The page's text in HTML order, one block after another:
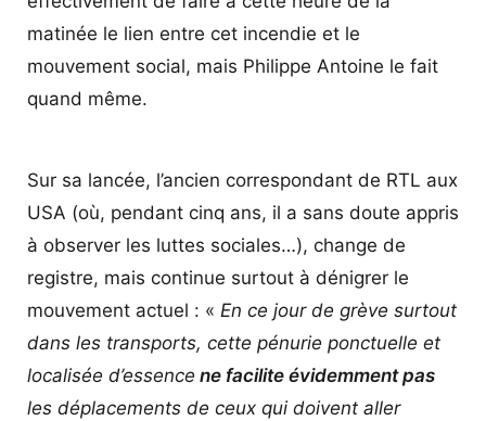
matinée le lien entre cet incendie et le
mouvement social, mais Philippe Antoine le fait
quand même.
Sur sa lancée, l’ancien correspondant de RTL aux
USA (où, pendant cinq ans, il a sans doute appris
à observer les luttes sociales…), change de
registre, mais continue surtout à dénigrer le
mouvement actuel : « En ce jour de grève surtout
dans les transports, cette pénurie ponctuelle et
localisée d’essence ne facilite évidemment pas
les déplacements de ceux qui doivent aller